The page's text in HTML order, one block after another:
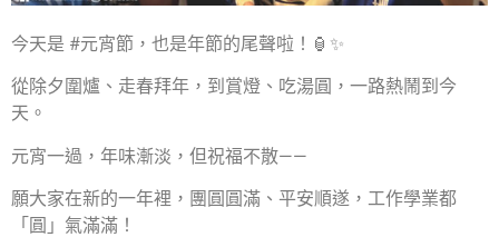
今天是 #元宵節，也是年節的尾聲啦！🏮✨
從除夕圍爐、走春拜年，到賞燈、吃湯圓，一路熱鬧到今
天。
元宵一過，年味漸淡，但祝福不散——
願大家在新的一年裡，團圓圓滿、平安順遂，工作學業都
「圓」氣滿滿！